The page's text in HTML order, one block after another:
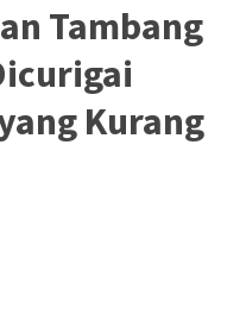
Tambang
Kurang